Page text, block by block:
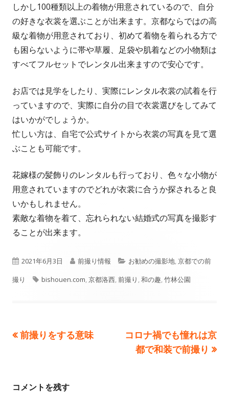
しかし100種類以上の着物が用意されているので、自分
の好きな衣裳を選ぶことが出来ます。京都ならではの高
級な着物が用意されており、初めて着物を着られる方で
も困らないように帯や草履、足袋や肌着などの小物類は
すべてフルセットでレンタル出来ますので安心です。
お店では見学をしたり、実際にレンタル衣裳の試着を行
っていますので、実際に自分の目で衣裳選びをしてみて
はいかがでしょうか。
忙しい方は、自宅で公式サイトから衣裳の写真を見て選
ぶことも可能です。
花嫁様の髪飾りのレンタルも行っており、色々な小物が
用意されていますのでどれが衣裳に合うか探されると良
いかもしれません。
素敵な着物を着て、忘れられない結婚式の写真を撮影す
ることが出来ます。
公
開
2021年6月3日
作
成
前撮り情報
カ
テ
ー
お勧めの撮影地,京都での前
撮り
タ
bishouen.com,京都洛西,前撮り ,和の趣,竹林公園
投
ナ
前
前撮りをする意味
次
コロナ禍でも憧れは京
都で和装で前撮り
コメントを残す